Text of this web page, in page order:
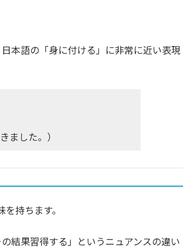
本語の「身に付ける」に非常に近い表現
ました。）
持ちます。
結果習得する」というニュアンスの違い